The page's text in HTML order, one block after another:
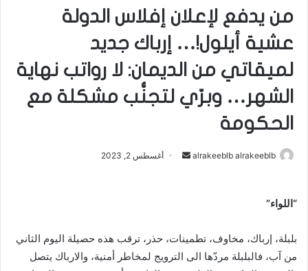
من يدفع لإعلان إفلاس الدولة
عشية أيلول!… إرباك جديد
لميقاتي من الديمان: لا رواتب نهاية
الشهر… وبرّي لتجنُّب مشكلة مع
الحكومة
alrakeeblb alrakeeblb
ر
ي
أغسطس 2, 2023
“اللواء”
بلبلة، إرباك، مخاوف، تطمينات، حذر، ترقب هذه حصيلة اليوم الثاني
من آب، فالبلبلة مردّها الى الترويج لمخاطر أمنية، والارباك يتصل